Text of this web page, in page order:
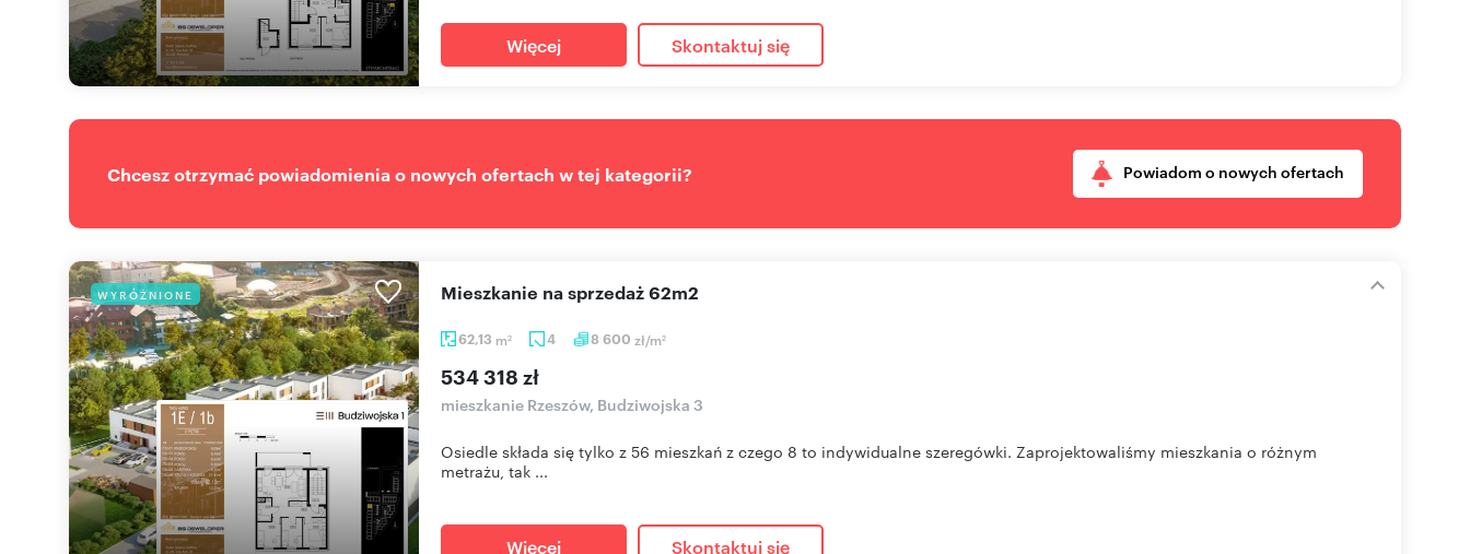
Więcej Skontaktuj się
Chcesz otrzymać powiadomienia o nowych ofertach w tej kategorii? Powiadom o nowych ofertach
WYRÓŻNIONE
62,13 m2 4 8 600 zł/m2
mieszkanie na sprzedaż 62m2
534 318 zł
mieszkanie Rzeszów, Budziwojska 3
Osiedle składa się tylko z 56 mieszkań z czego 8 to indywidualne szeregówki. Zaprojektowaliśmy mieszkania o różnym
metrażu, tak ...
Więcej Skontaktuj się